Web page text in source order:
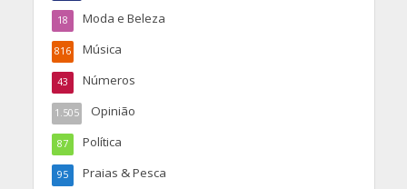
Moda e Beleza
18
Música
816
Números
43
Opinião
1.505
Política
87
Praias & Pesca
95